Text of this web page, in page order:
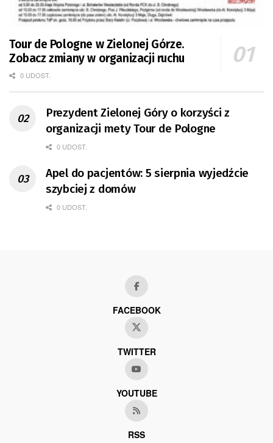
Tour de Pologne w Zielonej Górze.
Zobacz zmiany w organizacji ruchu
0 UDOST.
Prezydent Zielonej Góry o korzyści z
organizacji mety Tour de Pologne
0 UDOST.
Apel do pacjentów: 5 sierpnia wyjedźcie
szybciej z domów
0 UDOST.
FACEBOOK
TWITTER
YOUTUBE
RSS